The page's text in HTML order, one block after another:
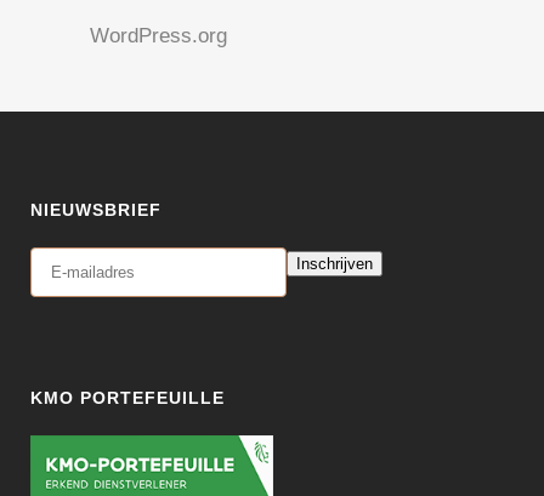
WordPress.org
NIEUWSBRIEF
Inschrijven
KMO PORTEFEUILLE